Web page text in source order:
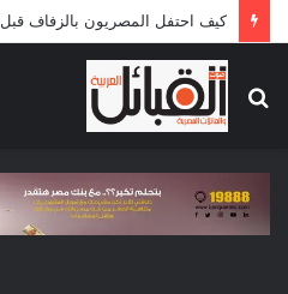
كيف احتفل المصريون بالزفاف قبل 700 عام؟
عن